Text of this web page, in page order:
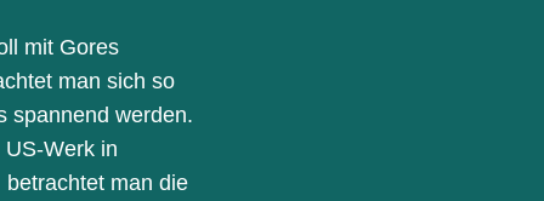
mit Gores
man sich so
spannend werden.
Werk in
man die